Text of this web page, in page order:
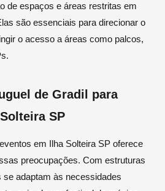
de espaços e áreas restritas em
são essenciais para direcionar o
o acesso a áreas como palcos,
de Gradil para
SP
em Ilha Solteira SP oferece
preocupações. Com estruturas
adaptam às necessidades